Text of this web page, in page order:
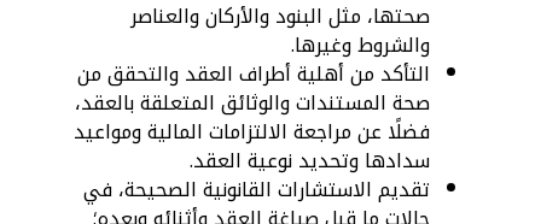
صحتها، مثل البنود والأركان والعناصر
والشروط وغيرها.
التأكد من أهلية أطراف العقد والتحقق من
صحة المستندات والوثائق المتعلقة بالعقد،
فضلًا عن مراجعة الالتزامات المالية ومواعيد
سدادها وتحديد نوعية العقد.
تقديم الاستشارات القانونية الصحيحة، في